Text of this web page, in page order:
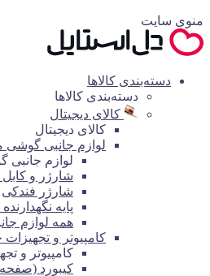
منوی سایت
دسته‌بندی کالاها
دسته‌بندی کالاها
کالای دیجیتال
کالای دیجیتال
لوازم جانبی گوشی
لوازم جانبی
شارژر و
شارژر فندکی
پایه
همه لوازم
کامپیوتر و تجهیزات
کامپیوتر و
کیبورد (صفحه